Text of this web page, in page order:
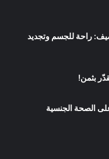
راحة للجسم وتجديد
بثمن!
الصحة الجنسية